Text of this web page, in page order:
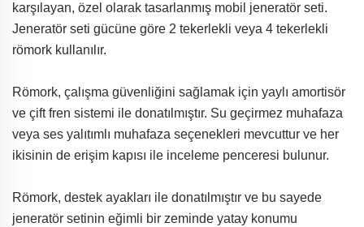
karşılayan, özel olarak tasarlanmış mobil jeneratör seti.
Jeneratör seti gücüne göre 2 tekerlekli veya 4 tekerlekli
römork kullanılır.
Römork, çalışma güvenliğini sağlamak için yaylı amortisör
ve çift fren sistemi ile donatılmıştır. Su geçirmez muhafaza
veya ses yalıtımlı muhafaza seçenekleri mevcuttur ve her
ikisinin de erişim kapısı ile inceleme penceresi bulunur.
Römork, destek ayakları ile donatılmıştır ve bu sayede
jeneratör setinin eğimli bir zeminde yatay konumu